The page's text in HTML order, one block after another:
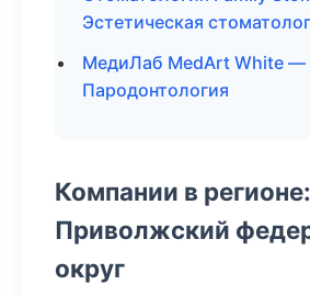
Эстетическая
МедиЛаб MedArt White —
Пародонтология
Компании в регионе:
Приволжский
округ